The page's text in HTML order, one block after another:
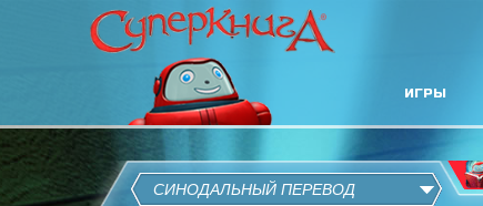
ИГРЫ